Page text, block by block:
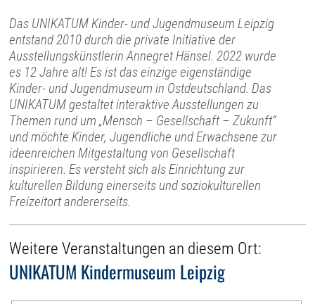
Das UNIKATUM Kinder- und Jugendmuseum Leipzig
entstand 2010 durch die private Initiative der
Ausstellungskünstlerin Annegret Hänsel. 2022 wurde
es 12 Jahre alt! Es ist das einzige eigenständige
Kinder- und Jugendmuseum in Ostdeutschland. Das
UNIKATUM gestaltet interaktive Ausstellungen zu
Themen rund um „Mensch – Gesellschaft – Zukunft“
und möchte Kinder, Jugendliche und Erwachsene zur
ideenreichen Mitgestaltung von Gesellschaft
inspirieren. Es versteht sich als Einrichtung zur
kulturellen Bildung einerseits und soziokulturellen
Freizeitort andererseits.
Weitere Veranstaltungen an diesem Ort:
UNIKATUM Kindermuseum Leipzig